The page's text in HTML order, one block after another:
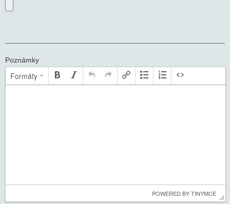
Poznámky
Formáty
POWERED BY TINYMCE